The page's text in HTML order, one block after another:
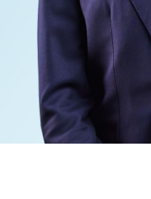
建設・土木・インフラ